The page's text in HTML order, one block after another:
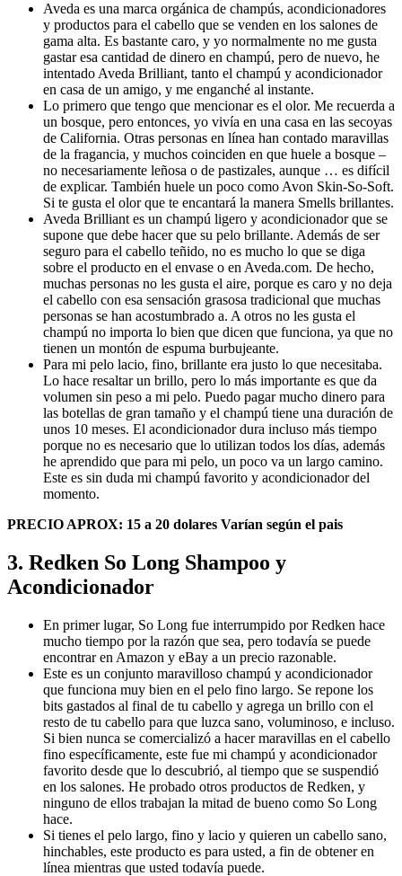
Aveda es una marca orgánica de champús, acondicionadores
y productos para el cabello que se venden en los salones de
gama alta. Es bastante caro, y yo normalmente no me gusta
gastar esa cantidad de dinero en champú, pero de nuevo, he
intentado Aveda Brilliant, tanto el champú y acondicionador
en casa de un amigo, y me enganché al instante.
Lo primero que tengo que mencionar es el olor. Me recuerda a
un bosque, pero entonces, yo vivía en una casa en las secoyas
de California. Otras personas en línea han contado maravillas
de la fragancia, y muchos coinciden en que huele a bosque –
no necesariamente leñosa o de pastizales, aunque … es difícil
de explicar. También huele un poco como Avon Skin-So-Soft.
Si te gusta el olor que te encantará la manera Smells brillantes.
Aveda Brilliant es un champú ligero y acondicionador que se
supone que debe hacer que su pelo brillante. Además de ser
seguro para el cabello teñido, no es mucho lo que se diga
sobre el producto en el envase o en Aveda.com. De hecho,
muchas personas no les gusta el aire, porque es caro y no deja
el cabello con esa sensación grasosa tradicional que muchas
personas se han acostumbrado a. A otros no les gusta el
champú no importa lo bien que dicen que funciona, ya que no
tienen un montón de espuma burbujeante.
Para mi pelo lacio, fino, brillante era justo lo que necesitaba.
Lo hace resaltar un brillo, pero lo más importante es que da
volumen sin peso a mi pelo. Puedo pagar mucho dinero para
las botellas de gran tamaño y el champú tiene una duración de
unos 10 meses. El acondicionador dura incluso más tiempo
porque no es necesario que lo utilizan todos los días, además
he aprendido que para mi pelo, un poco va un largo camino.
Este es sin duda mi champú favorito y acondicionador del
momento.
PRECIO APROX: 15 a 20 dolares Varían según el pais
3. Redken So Long Shampoo y
Acondicionador
En primer lugar, So Long fue interrumpido por Redken hace
mucho tiempo por la razón que sea, pero todavía se puede
encontrar en Amazon y eBay a un precio razonable.
Este es un conjunto maravilloso champú y acondicionador
que funciona muy bien en el pelo fino largo. Se repone los
bits gastados al final de tu cabello y agrega un brillo con el
resto de tu cabello para que luzca sano, voluminoso, e incluso.
Si bien nunca se comercializó a hacer maravillas en el cabello
fino específicamente, este fue mi champú y acondicionador
favorito desde que lo descubrió, al tiempo que se suspendió
en los salones. He probado otros productos de Redken, y
ninguno de ellos trabajan la mitad de bueno como So Long
hace.
Si tienes el pelo largo, fino y lacio y quieren un cabello sano,
hinchables, este producto es para usted, a fin de obtener en
línea mientras que usted todavía puede.